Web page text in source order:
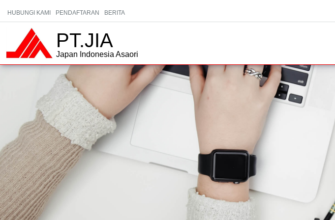
HUBUNGI KAMI PENDAFTARAN BERITA
PT.JIA
Japan Indonesia Asaori